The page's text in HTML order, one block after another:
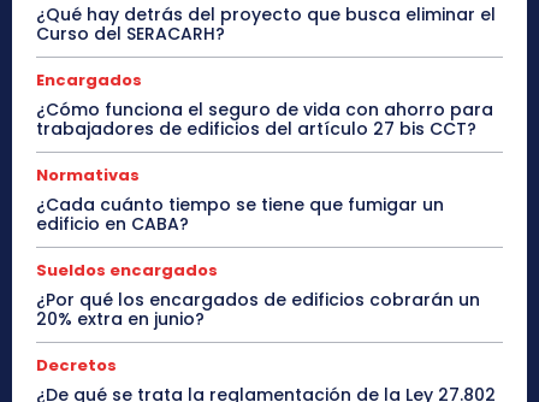
¿Qué hay detrás del proyecto que busca eliminar el
Curso del SERACARH?
Encargados
¿Cómo funciona el seguro de vida con ahorro para
trabajadores de edificios del artículo 27 bis CCT?
Normativas
¿Cada cuánto tiempo se tiene que fumigar un
edificio en CABA?
Sueldos encargados
¿Por qué los encargados de edificios cobrarán un
20% extra en junio?
Decretos
¿De qué se trata la reglamentación de la Ley 27.802